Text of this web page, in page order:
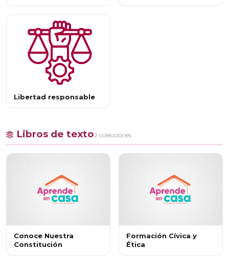
Libertad responsable
Libros de texto2 colecciónes
Conoce Nuestra
Constitución
Formación Cívica y
Ética